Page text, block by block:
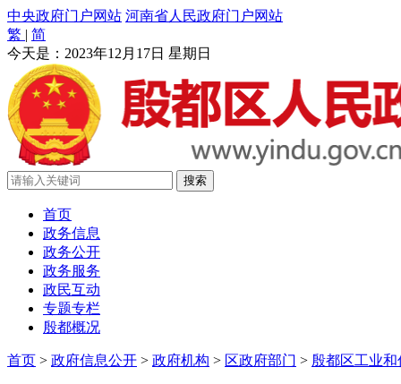
中央政府门户网站 河南省人民政府门户网站
繁 | 简
今天是： 2023年12月17日 星期日
首页
政务信息
政务公开
政务服务
政民互动
专题专栏
殷都概况
首页 > 政府信息公开 > 政府机构 > 区政府部门 > 殷都区工业